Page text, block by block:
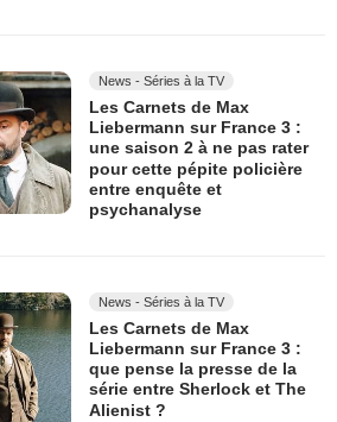
News - Séries à la TV
Les Carnets de Max
Liebermann sur France 3 :
une saison 2 à ne pas rater
pour cette pépite policière
entre enquête et
psychanalyse
News - Séries à la TV
Les Carnets de Max
Liebermann sur France 3 :
que pense la presse de la
série entre Sherlock et The
Alienist ?